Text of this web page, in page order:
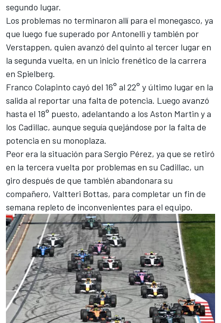
segundo lugar.
Los problemas no terminaron allí para el monegasco, ya
que luego fue superado por Antonelli y también por
Verstappen, quien avanzó del quinto al tercer lugar en
la segunda vuelta, en un inicio frenético de la carrera
en Spielberg.
Franco Colapinto cayó del 16° al 22° y último lugar en la
salida al reportar una falta de potencia. Luego avanzó
hasta el 18° puesto, adelantando a los Aston Martin y a
los Cadillac, aunque seguía quejándose por la falta de
potencia en su monoplaza.
Peor era la situación para Sergio Pérez, ya que se retiró
en la tercera vuelta por problemas en su Cadillac, un
giro después de que también abandonara su
compañero, Valtteri Bottas, para completar un fin de
semana repleto de inconvenientes para el equipo.